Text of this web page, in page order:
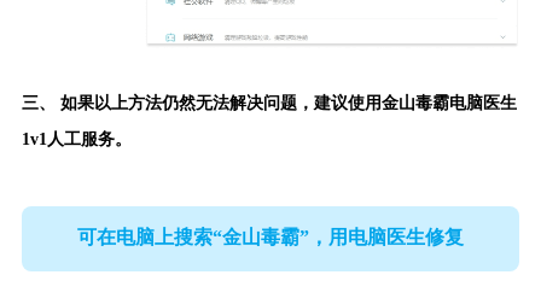
三、 如果以上方法仍然无法解决问题，建议使用金山毒霸电脑医生
1v1人工服务。
可在电脑上搜索“金山毒霸”，用电脑医生修复